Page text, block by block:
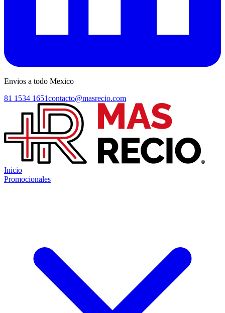
Envios a todo Mexico
81 1534 1651contacto@masrecio.com
Inicio
Promocionales